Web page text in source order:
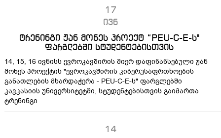
17
ივნ
ტრენინგი ჟან მონეს პროექტ “PEU-C-E-ს"
ფარგლებში სტუდენტებისთვის
14, 15, 16 ივნისს ევროკავშირის მიერ დაფინანსებული ჟან
მონეს პროექტის "ევროკავშირის კიბერუსაფრთხოების
განათლების მხარდაჭერა - PEU-C-E-ს" ფარგლებში
კავკასიის უნივერსიტეტში, სტუდენტებისთვის გაიმართა
ტრენინგი
14